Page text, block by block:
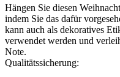
Hängen Sie diesen
indem Sie das dafür
kann auch als dekoratives
verwendet werden und
Note.
Qualitätssicherung: